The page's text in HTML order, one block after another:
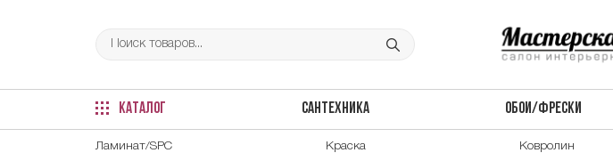
КАТАЛОГ САНТЕХНИКА ОБОИ/ФРЕСКИ
Ламинат/SPC Краска Ковролин